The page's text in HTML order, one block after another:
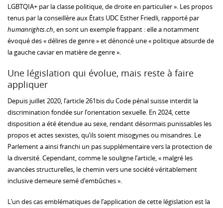
LGBTQIA+ par la classe politique, de droite en particulier ». Les propos
tenus par la conseillère aux États UDC Esther Friedli, rapporté par
humanrights.ch, en sont un exemple frappant : elle a notamment
évoqué des « délires de genre » et dénoncé une « politique absurde de
la gauche caviar en matière de genre ».
Une législation qui évolue, mais reste à faire
appliquer
Depuis juillet 2020, l’article 261bis du Code pénal suisse interdit la
discrimination fondée sur l’orientation sexuelle. En 2024, cette
disposition a été étendue au sexe, rendant désormais punissables les
propos et actes sexistes, qu’ils soient misogynes ou misandres. Le
Parlement a ainsi franchi un pas supplémentaire vers la protection de
la diversité. Cependant, comme le souligne l’article, « malgré les
avancées structurelles, le chemin vers une société véritablement
inclusive demeure semé d’embûches ».
L’un des cas emblématiques de l’application de cette législation est la